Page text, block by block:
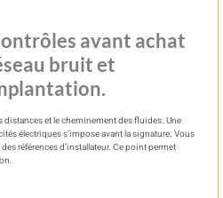
avant achat
bruit et
distances et le cheminement des fluides. Une
électriques s’impose avant la signature. Vous
références d’installateur. Ce point permet